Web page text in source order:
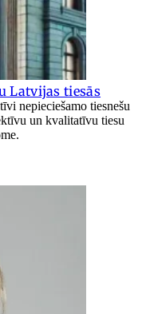
Latvijas tiesās
nepieciešamo tiesnešu
un kvalitatīvu tiesu